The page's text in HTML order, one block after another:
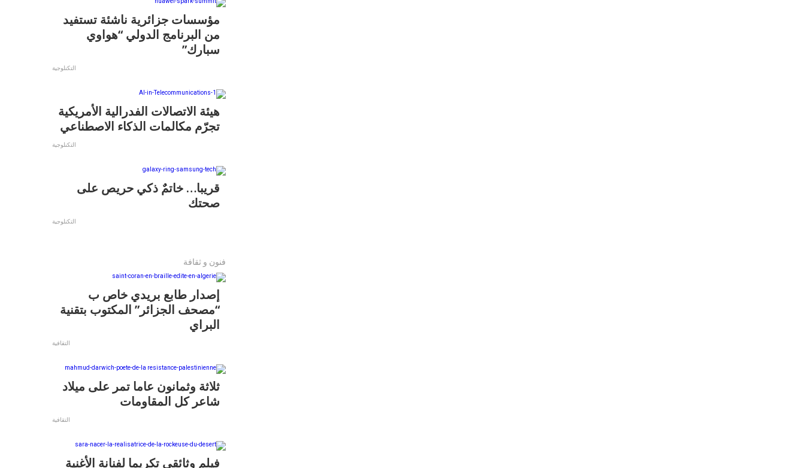
مؤسسات جزائرية ناشئة تستفيد
من البرنامج الدولي “هواوي
سبارك”
التكنلوجية
هيئة الاتصالات الفدرالية الأمريكية
تجرّم مكالمات الذكاء الاصطناعي
التكنلوجية
قريبا… خاتمٌ ذكي حريص على
صحتك
التكنلوجية
فنون و ثقافة
إصدار طابع بريدي خاص ب
“مصحف الجزائر” المكتوب بتقنية
البراي
التقافية
ثلاثة وثمانون عاما تمر على ميلاد
شاعر كل المقاومات
التقافية
فيلم وثائقي تكريما لفنانة الأغنية